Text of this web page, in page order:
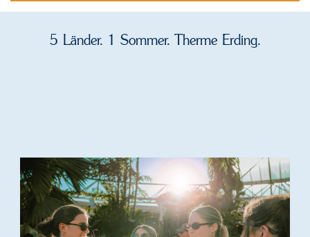
5 Länder. 1 Sommer. Therme Erding.